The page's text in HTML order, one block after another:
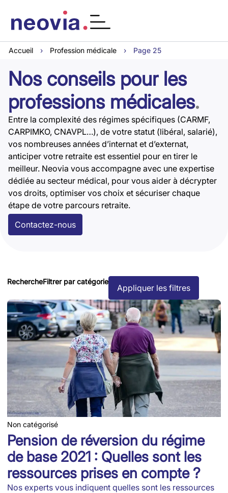
Accueil › Profession médicale › Page 25
Nos conseils pour les
professions médicales.
Entre la complexité des régimes spécifiques (CARMF,
CARPIMKO, CNAVPL…), de votre statut (libéral, salarié),
vos nombreuses années d’internat et d’externat,
anticiper votre retraite est essentiel pour en tirer le
meilleur. Neovia vous accompagne avec une expertise
dédiée au secteur médical, pour vous aider à décrypter
vos droits, optimiser vos choix et sécuriser chaque
étape de votre parcours retraite.
Contactez-nous
RechercheFiltrer par catégorie
Appliquer les filtres
Non catégorisé
Pension de réversion du régime
de base 2021 : Quelles sont les
ressources prises en compte ?
Nos experts vous indiquent quelles sont les ressources